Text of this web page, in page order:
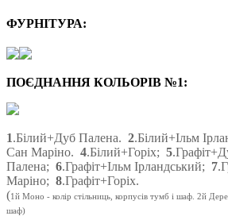
ФУРНІТУРА:
ПОЄДНАННЯ КОЛЬОРІВ №1:
1.Білий+Дуб Палена. 2.Білий+Ільм
Сан Маріно. 4.Білий+Горіх; 5
Палена; 6.Графіт+Ільм Ірландський; 7
Маріно; 8.Графіт+Горіх.
(1й Моно - колір стільниць, корпусів тумб і шаф. 2й
шаф)